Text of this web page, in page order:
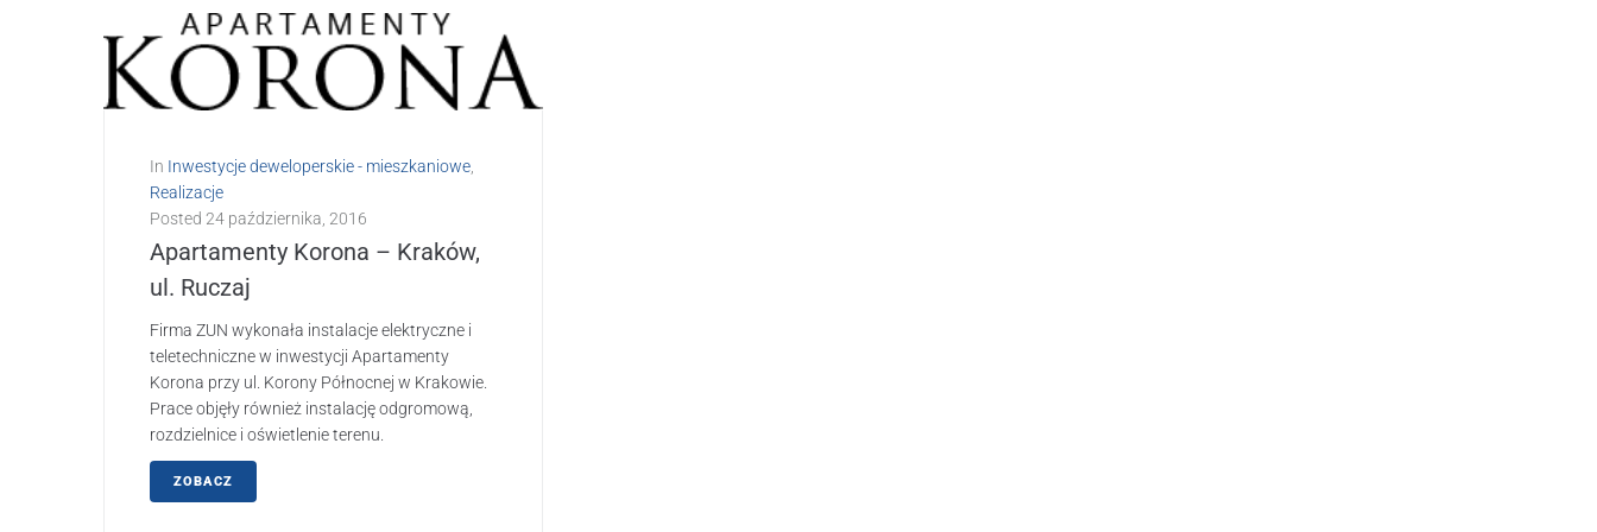
In Inwestycje deweloperskie - mieszkaniowe
Realizacje
Posted 24 października, 2016
Apartamenty Korona – Kraków,
ul. Ruczaj
Firma ZUN wykonała instalacje elektryczne i
teletechniczne w inwestycji Apartamenty
Korona przy ul. Korony Północnej w Krakowie.
Prace objęły również instalację odgromową,
rozdzielnice i oświetlenie terenu.
ZOBACZ